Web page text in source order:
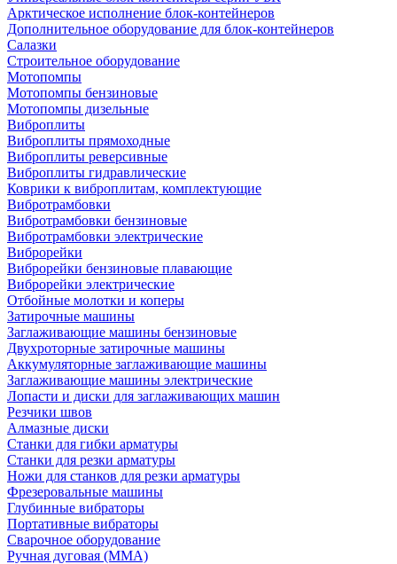
Арктическое исполнение блок-контейнеров
Дополнительное оборудование для блок-контейнеров
Салазки
Строительное оборудование
Мотопомпы
Мотопомпы бензиновые
Мотопомпы дизельные
Виброплиты
Виброплиты прямоходные
Виброплиты реверсивные
Виброплиты гидравлические
Коврики к виброплитам, комплектующие
Вибротрамбовки
Вибротрамбовки бензиновые
Вибротрамбовки электрические
Виброрейки
Виброрейки бензиновые плавающие
Виброрейки электрические
Отбойные молотки и коперы
Затирочные машины
Заглаживающие машины бензиновые
Двухроторные затирочные машины
Аккумуляторные заглаживающие машины
Заглаживающие машины электрические
Лопасти и диски для заглаживающих машин
Резчики швов
Алмазные диски
Станки для гибки арматуры
Станки для резки арматуры
Ножи для станков для резки арматуры
Фрезеровальные машины
Глубинные вибраторы
Портативные вибраторы
Сварочное оборудование
Ручная дуговая (MMA)